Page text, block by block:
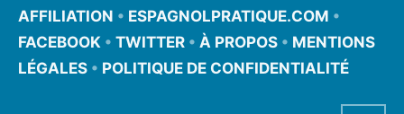
AFFILIATION • ESPAGNOLPRATIQUE.COM •
FACEBOOK • TWITTER • À PROPOS • MENTIONS
LÉGALES • POLITIQUE DE CONFIDENTIALITÉ